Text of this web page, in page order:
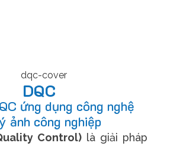
DQC
ứng dụng công nghệ
ảnh công nghiệp
Control)là giải pháp